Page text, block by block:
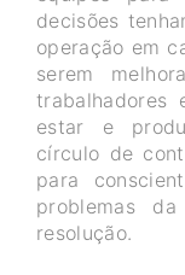
decisões
operação em
serem
trabalhadores
estar e
círculo de
para
problemas
resolução.